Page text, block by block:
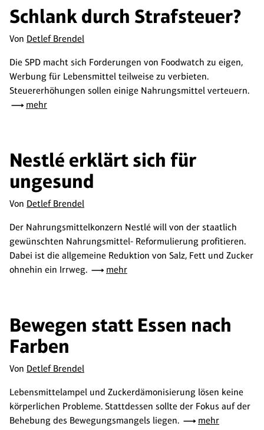
Schlank durch Strafsteuer?
Von Detlef Brendel
Die SPD macht sich Forderungen von Foodwatch zu eigen,
Werbung für Lebensmittel teilweise zu verbieten.
Steuererhöhungen sollen einige Nahrungsmittel verteuern.
mehr
Nestlé erklärt sich für
ungesund
Von Detlef Brendel
Der Nahrungsmittelkonzern Nestlé will von der staatlich
gewünschten Nahrungsmittel- Reformulierung profitieren.
Dabei ist die allgemeine Reduktion von Salz, Fett und Zucker
ohnehin ein Irrweg.
mehr
Bewegen statt Essen nach
Farben
Von Detlef Brendel
Lebensmittelampel und Zuckerdämonisierung lösen keine
körperlichen Probleme. Stattdessen sollte der Fokus auf der
Behebung des Bewegungsmangels liegen.
mehr